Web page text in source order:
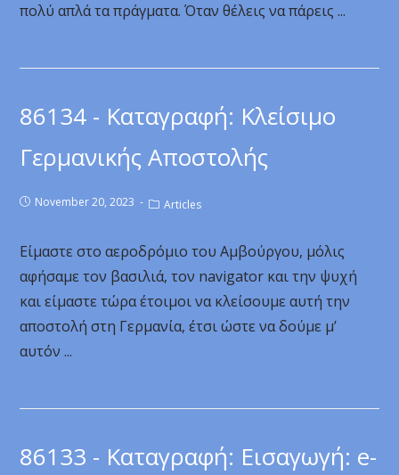
πολύ απλά τα πράγματα. Όταν θέλεις να πάρεις ...
86134 - Καταγραφή: Κλείσιμο
Γερμανικής Αποστολής
November 20, 2023 Articles
Είμαστε στο αεροδρόμιο του Αμβούργου, μόλις
αφήσαμε τον βασιλιά, τον navigator και την ψυχή
και είμαστε τώρα έτοιμοι να κλείσουμε αυτή την
αποστολή στη Γερμανία, έτσι ώστε να δούμε μ’
αυτόν ...
86133 - Καταγραφή: Εισαγωγή: e-